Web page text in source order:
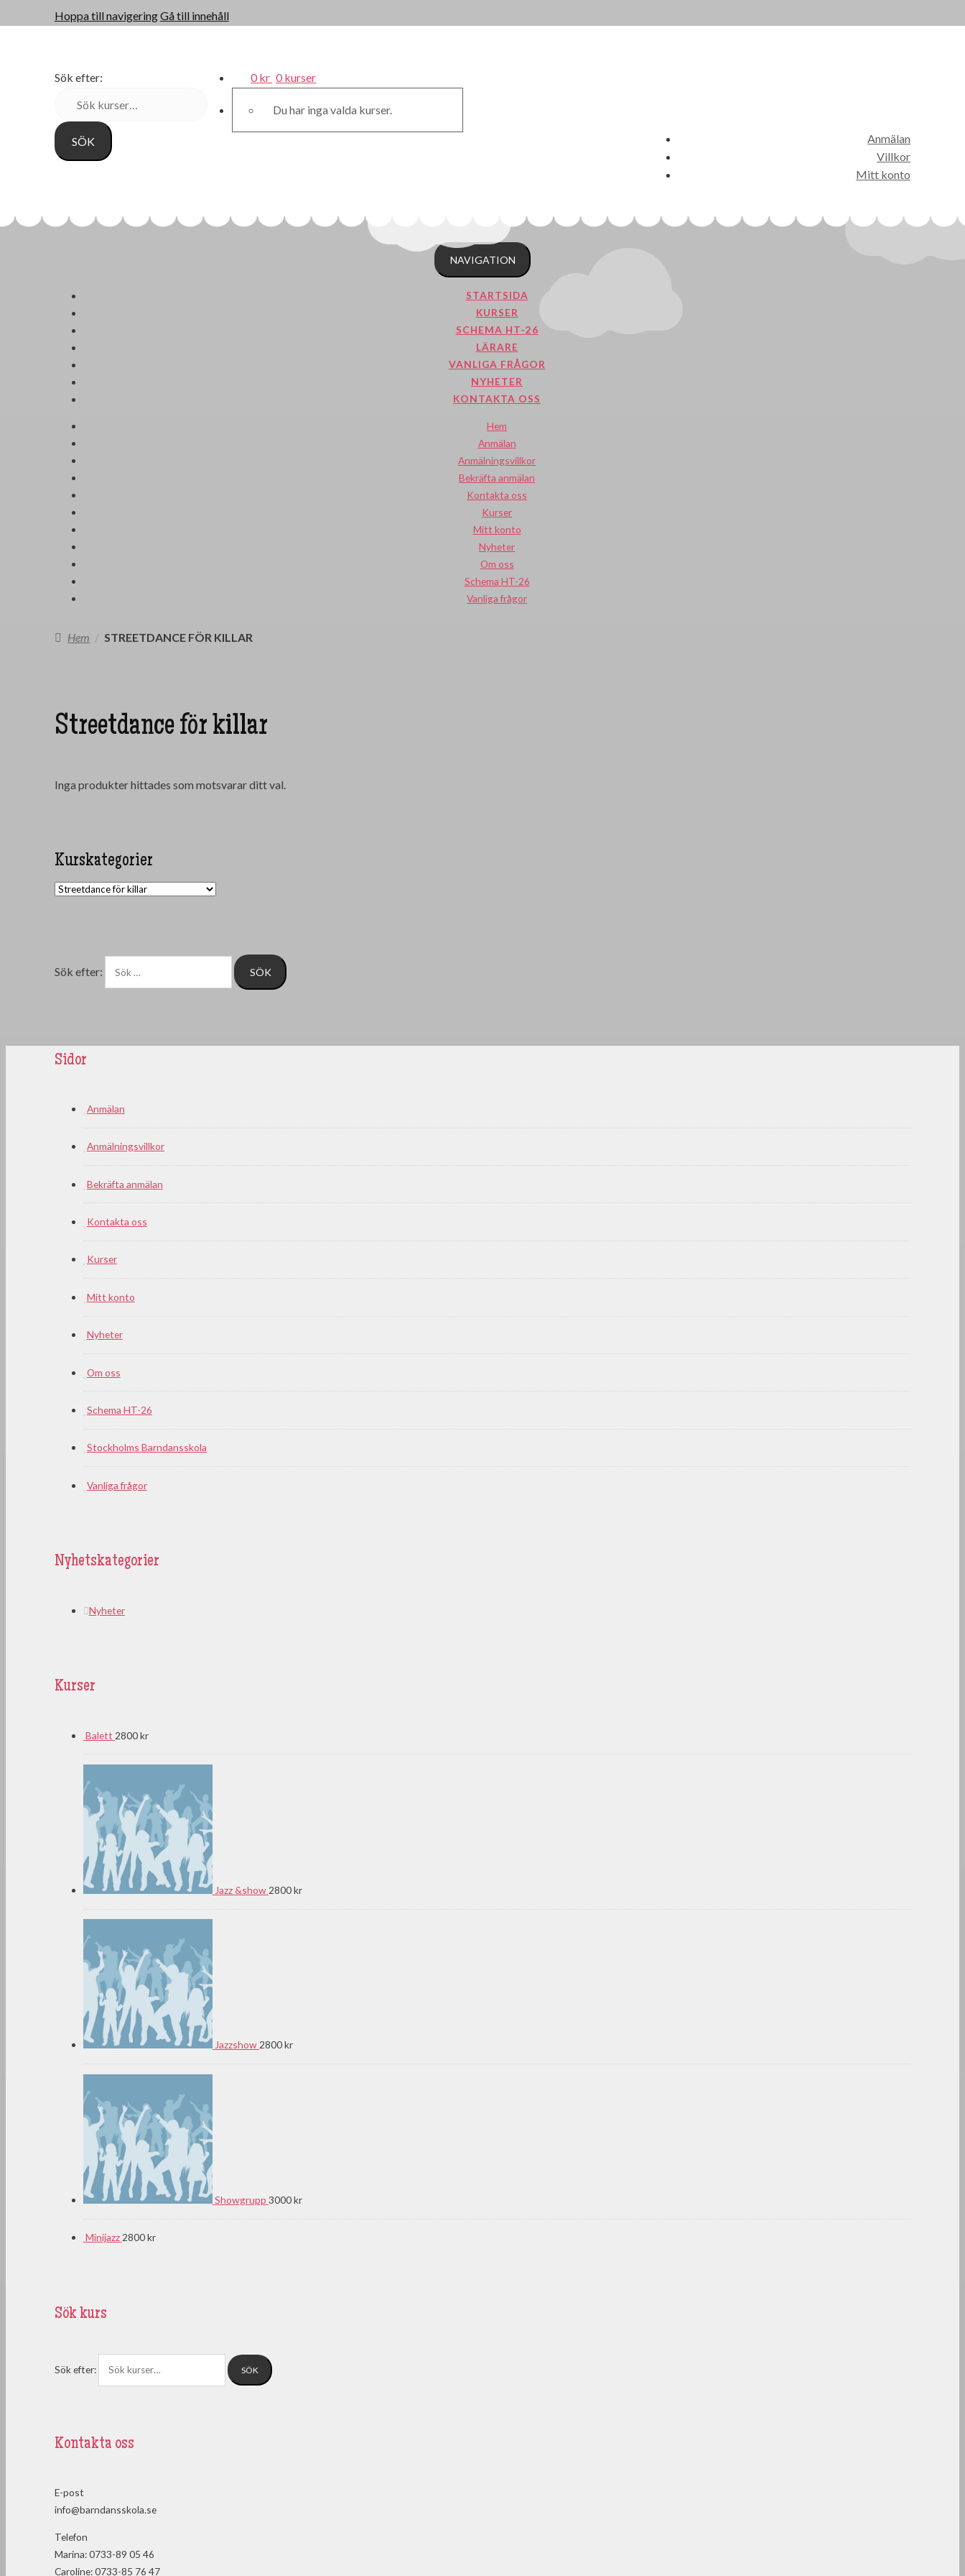
Hoppa till navigeringGå till innehåll
Sök efter: 0 kr 0 kurser
Du har inga valda kurser.
Anmälan
Villkor
Mitt konto
NAVIGATION
STARTSIDA
KURSER
SCHEMA HT-26
LÄRARE
VANLIGA FRÅGOR
NYHETER
KONTAKTA OSS
Hem
Anmälan
Anmälningsvillkor
Bekräfta anmälan
Kontakta oss
Kurser
Mitt konto
Nyheter
Om oss
Schema HT-26
Vanliga frågor
Hem / STREETDANCE FÖR KILLAR
Streetdance för killar
Inga produkter hittades som motsvarar ditt val.
Kurskategorier
Sök efter:
Sidor
Anmälan
Anmälningsvillkor
Bekräfta anmälan
Kontakta oss
Kurser
Mitt konto
Nyheter
Om oss
Schema HT-26
Stockholms Barndansskola
Vanliga frågor
Nyhetskategorier
Nyheter
Kurser
Balett 2800 kr
Jazz &show 2800 kr
Jazzshow 2800 kr
Showgrupp 3000 kr
Minijazz 2800 kr
Sök kurs
Sök efter:
Kontakta oss
E-post
info@barndansskola.se
Telefon
Marina: 0733-89 05 46
Caroline: 0733-85 76 47